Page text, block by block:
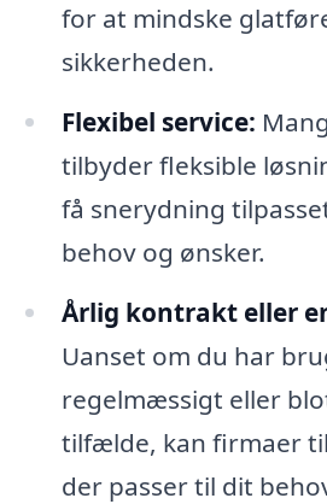
for at mindske
sikkerheden.
Flexibel service:
tilbyder fleksible
få snerydning
behov og ønsker.
Årlig kontrakt eller
Uanset om du har
regelmæssigt eller
tilfælde, kan firmaer
der passer til dit